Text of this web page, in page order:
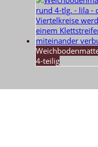
4-teilig